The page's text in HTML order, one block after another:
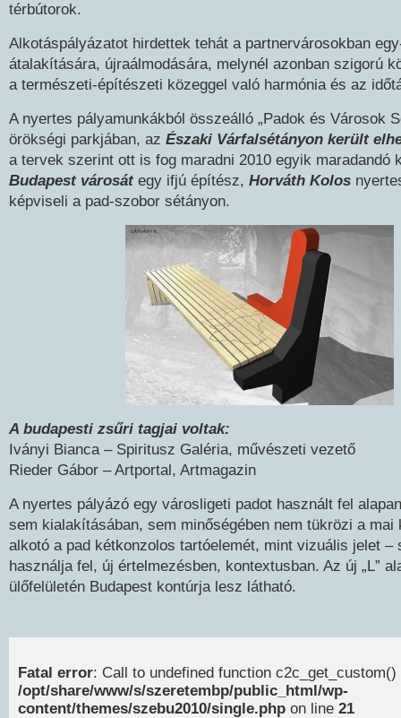
térbútorok.
Alkotáspályázatot hirdettek tehát a partnervárosokban
átalakítására, újraálmodására, melynél azonban szigorú
a természeti-építészeti közeggel való harmónia és az
A nyertes pályamunkákból összeálló „Padok és Városok
örökségi parkjában, az Északi Várfalsétányon került
a tervek szerint ott is fog maradni 2010 egyik maradandó
Budapest városátegy ifjú építész, Horváth Kolos
képviseli a pad-szobor sétányon.
A budapesti zsűri tagjai voltak:
Iványi Bianca – Spiritusz Galéria, művészeti vezető
Rieder Gábor – Artportal, Artmagazin
A nyertes pályázó egy városligeti padot használt fel
sem kialakításában, sem minőségében nem tükrözi a mai
alkotó a pad kétkonzolos tartóelemét, mint vizuális jelet –
használja fel, új értelmezésben, kontextusban. Az új „L”
ülőfelületén Budapest kontúrja lesz látható.
Fatal error: Call to undefined function c2c_get_custom()
/opt/share/www/s/szeretembp/public_html/wp-
content/themes/szebu2010/single.php on line 21